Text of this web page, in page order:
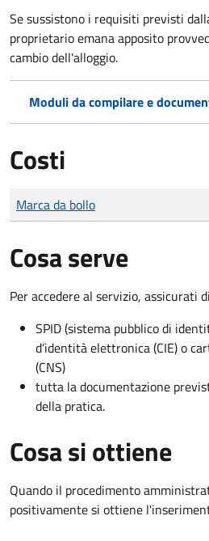
Se sussistono i requisiti previsti
proprietario emana apposito
cambio dell'alloggio.
Moduli da compilare e
Costi
Tipo di pagamento
Importo
Marca da bollo
Cosa serve
Per accedere al servizio, assicurati
SPID (sistema pubblico di
d’identità elettronica (CIE) o
(CNS)
tutta la documentazione
della pratica.
Cosa si ottiene
Quando il procedimento
positivamente si ottiene